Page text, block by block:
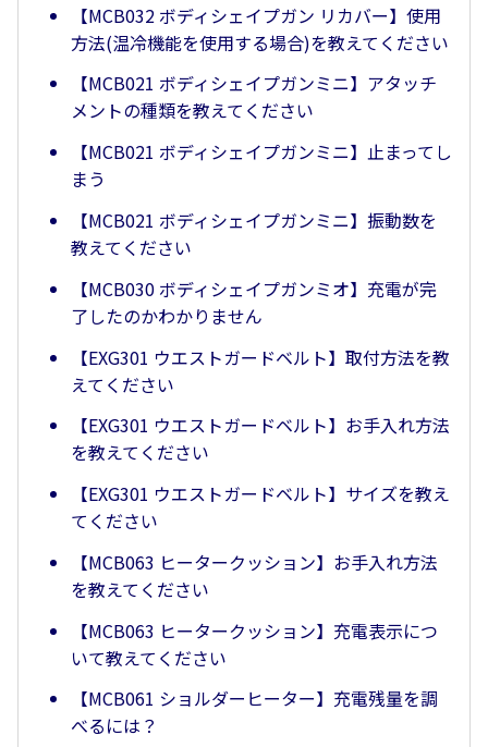
【MCB032 ボディシェイプガン リカバー】使用
方法(温冷機能を使用する場合)を教えてください
【MCB021 ボディシェイプガンミニ】アタッチ
メントの種類を教えてください
【MCB021 ボディシェイプガンミニ】止まってし
まう
【MCB021 ボディシェイプガンミニ】振動数を
教えてください
【MCB030 ボディシェイプガンミオ】充電が完
了したのかわかりません
【EXG301 ウエストガードベルト】取付方法を教
えてください
【EXG301 ウエストガードベルト】お手入れ方法
を教えてください
【EXG301 ウエストガードベルト】サイズを教え
てください
【MCB063 ヒータークッション】お手入れ方法
を教えてください
【MCB063 ヒータークッション】充電表示につ
いて教えてください
【MCB061 ショルダーヒーター】充電残量を調
べるには？